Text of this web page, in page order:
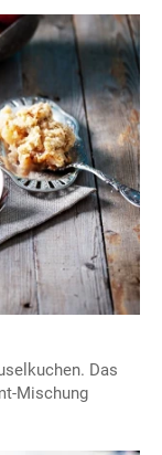
Das
Mischung